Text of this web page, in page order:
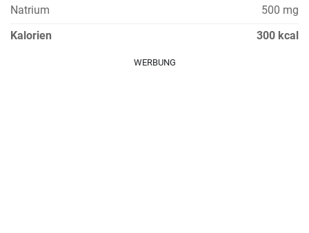
Natrium
500 mg
Kalorien
300 kcal
WERBUNG